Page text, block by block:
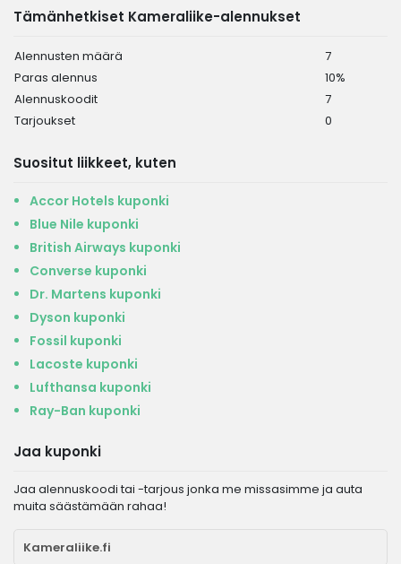
Tämänhetkiset Kameraliike-alennukset
Alennusten määrä
7
Paras alennus
10%
Alennuskoodit
7
Tarjoukset
0
Suositut liikkeet, kuten
Accor Hotels kuponki
Blue Nile kuponki
British Airways kuponki
Converse kuponki
Dr. Martens kuponki
Dyson kuponki
Fossil kuponki
Lacoste kuponki
Lufthansa kuponki
Ray-Ban kuponki
Jaa kuponki
Jaa alennuskoodi tai -tarjous jonka me missasimme ja auta
muita säästämään rahaa!